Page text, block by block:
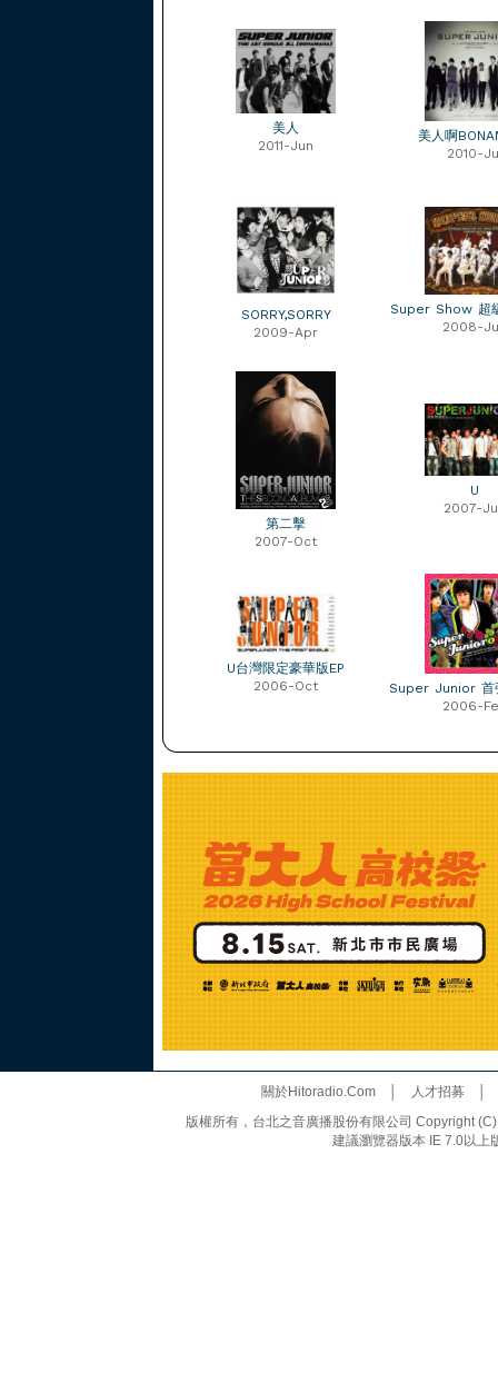
美人
2011-Jun
美人啊
2010-
SORRY,SORRY
2009-Apr
Super Show 超
2008-
第二擊
2007-Oct
U
2007-
U台灣限定豪華版EP
2006-Oct
Super Junior 首
2006-
關於Hitoradio.Com│ 人才招募
版權所有，台北之音廣播股份有限公司 Copyright
建議瀏覽器版本 IE 7.0以上